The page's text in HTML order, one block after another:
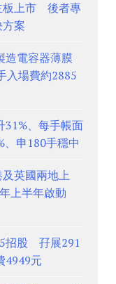
板上市 後者專
案
造電容器薄膜
場費約2885
31%、每手帳面
申180手穩中
英國兩地上
上半年啟動
招股 孖展291
4949元